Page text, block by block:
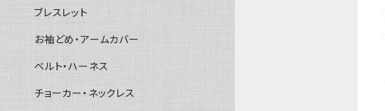
ブレスレット
お袖どめ・アームカバー
ベルト・ハーネス
チョーカー・ネックレス